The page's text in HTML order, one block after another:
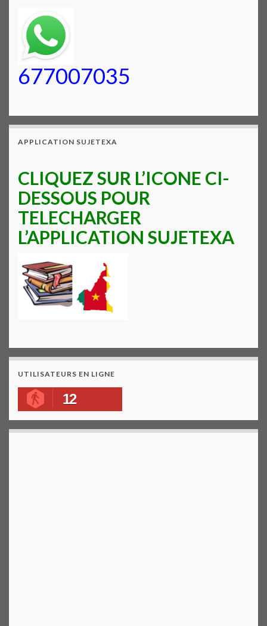
677007035
APPLICATION SUJETEXA
CLIQUEZ SUR L’ICONE CI-
DESSOUS POUR
TELECHARGER
L’APPLICATION SUJETEXA
UTILISATEURS EN LIGNE
12